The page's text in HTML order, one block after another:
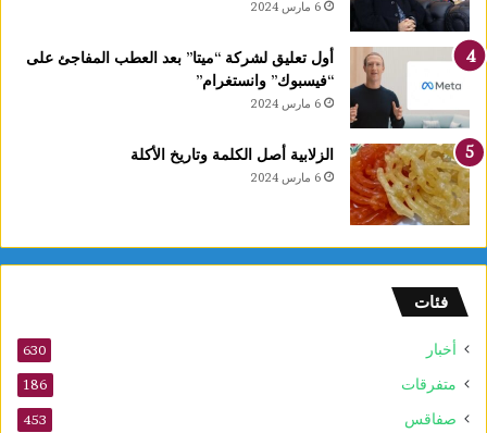
6 مارس 2024
أول تعليق لشركة “ميتا” بعد العطب المفاجئ على
“فيسبوك” وانستغرام”
6 مارس 2024
الزلابية أصل الكلمة وتاريخ الأكلة
6 مارس 2024
فئات
أخبار 630
متفرقات 186
صفاقس 453